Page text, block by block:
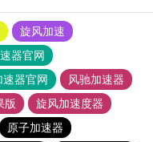
旋风加速
器官网
速器官网
风驰加速器
版
旋风加速度器
原子加速器